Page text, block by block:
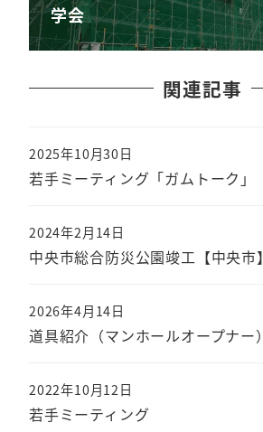
学会
関連記事
若手ミーティング「ガムトーク」
2025年10月30日
中央市総合防災公園竣工【中央市】
2024年2月14日
道具紹介（マンホールオープナー）
2026年4月14日
若手ミーティング
2022年10月12日